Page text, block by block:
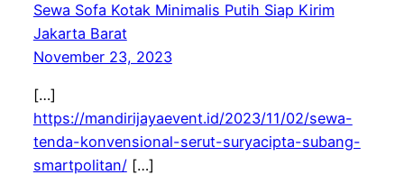
Sewa Sofa Kotak Minimalis Putih Siap Kirim
Jakarta Barat
November 23, 2023
[…]
https://mandirijayaevent.id/2023/11/02/sewa-
tenda-konvensional-serut-suryacipta-subang-
smartpolitan/[…]